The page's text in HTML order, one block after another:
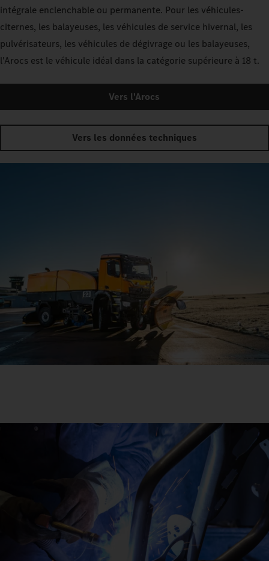
intégrale enclenchable ou permanente. Pour les véhicules-
citernes, les balayeuses, les véhicules de service hivernal, les
pulvérisateurs, les véhicules de dégivrage ou les balayeuses,
l'Arocs est le véhicule idéal dans la catégorie supérieure à 18 t.
Vers l'Arocs
Vers les données techniques